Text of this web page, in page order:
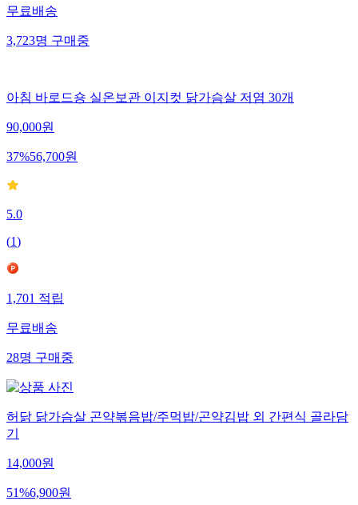
무료배송
3,723명구매중
아침 바로드숑 실온보관 이지컷 닭가슴살 저염 30개
90,000원
37%56,700원
5.0
(1)
1,701적립
무료배송
28명구매중
허닭 닭가슴살 곤약볶음밥/주먹밥/곤약김밥 외 간편식 골라담
기
14,000원
51%6,900원